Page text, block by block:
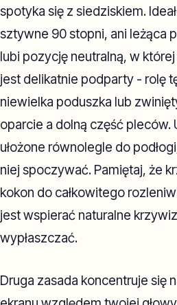
spotyka się z siedziskiem.
sztywne 90 stopni, ani leżąca
lubi pozycję neutralną, w
jest delikatnie podparty - rolę
niewielka poduszka lub
oparcie a dolną część pleców.
ułożone równolegle do
niej spoczywać. Pamiętaj, że
kokon do całkowitego
jest wspierać naturalne
wypłaszczać.
Druga zasada koncentruje się